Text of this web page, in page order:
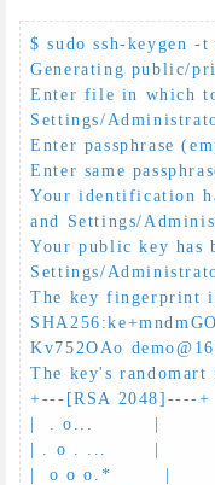
$ sudo ssh-keygen -
Generating public/
Enter file in which to
Settings/
Enter passphrase
Enter same
Your identification
and Settings/
Your public key has
Settings/
The key fingerprint
Kv752OAo
The key's randomart
+---[RSA 2048]----+
|  . o...         |
| . o . ...       |
|  o o o.*        |